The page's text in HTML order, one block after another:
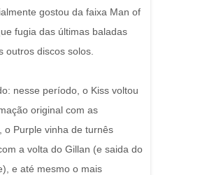
gostou da faixa Man of
fugia das últimas baladas
outros discos solos.
nesse período, o Kiss voltou
original com as
o Purple vinha de turnês
a volta do Gillan (e saida do
e até mesmo o mais